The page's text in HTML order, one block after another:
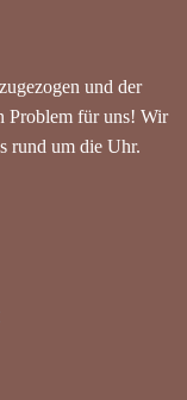
und der
Problem für uns! Wir
rund um die Uhr.